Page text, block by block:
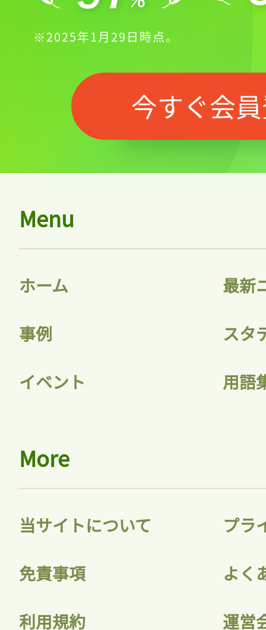
※2025年1月29日時点。
今すぐ会
Menu
ホーム 最新
事例 スタ
イベント 用語
More
当サイトについて プラ
免責事項 よく
利用規約 運営